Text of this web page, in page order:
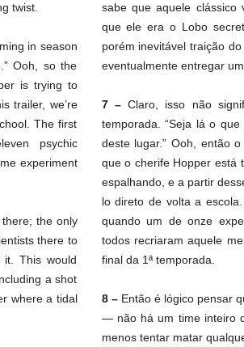
twist.
in season
Ooh, so the
is trying to
trailer, we’re
The first
psychic
experiment
the only
there to
This would
a shot
where a tidal
sabe que aquele clássico
que ele era o Lobo
porém inevitável traição
eventualmente entregar
7 –Claro, isso não
temporada. “Seja lá o
deste lugar.” Ooh, então
que o cherife Hopper está
espalhando, e a partir
lo direto de volta a
quando um de onze
todos recriaram aquele
final da 1ª temporada.
8 – Então é lógico pensar
— não há um time inteiro
menos tentar matar